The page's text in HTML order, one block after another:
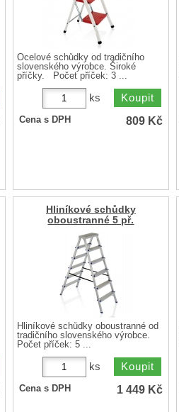
Ocelové schůdky od tradičního
slovenského výrobce. Široké
příčky. Počet příček: 3 ...
ks
Cena s DPH 809 Kč
Hliníkové schůdky
oboustranné 5 př.
Hliníkové schůdky oboustranné od
tradičního slovenského výrobce.
Počet příček: 5 ...
ks
Cena s DPH 1 449 Kč